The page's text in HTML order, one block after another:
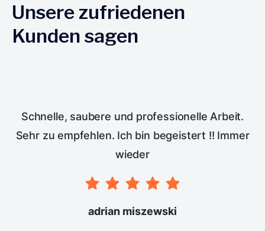
Unsere zufriedenen
Kunden sagen
Schnelle, saubere und professionelle Arbeit.
Sehr zu empfehlen. Ich bin begeistert !! Immer
wieder
adrian miszewski